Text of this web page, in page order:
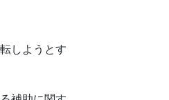
しようとす